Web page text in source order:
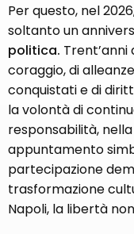
Per questo, nel
soltanto un
politica. Trent’anni
coraggio, di
conquistati e di
la volontà di
responsabilità,
appuntamento
partecipazione
trasformazione
Napoli, la libertà